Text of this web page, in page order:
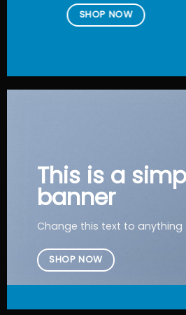
SHOP NOW
This is a
banner
Change this text to anything
SHOP NOW